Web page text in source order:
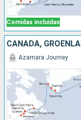
Comidas incluidas
CANADÁ,
Azamara Journey